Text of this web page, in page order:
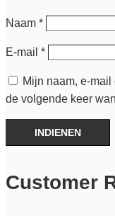
Naam *
E-mail *
Mijn naam, e-
de volgende keer
INDIENEN
Customer